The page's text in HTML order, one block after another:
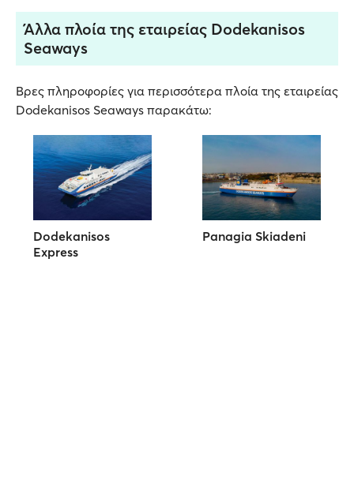
Άλλα πλοία της εταιρείας Dodekanisos
Seaways
Βρες πληροφορίες για περισσότερα πλοία της εταιρείας
Dodekanisos Seaways παρακάτω:
Dodekanisos
Express
Panagia Skiadeni